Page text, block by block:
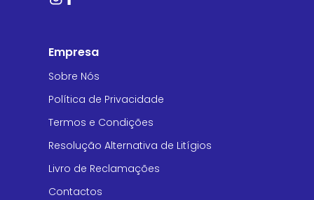
Empresa
Sobre Nós
Política de Privacidade
Termos e Condições
Resolução Alternativa de Litígios
Livro de Reclamações
Contactos